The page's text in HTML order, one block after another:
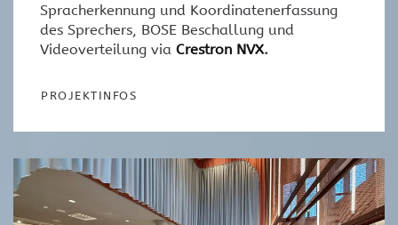
Spracherkennung und Koordinatenerfassung
des Sprechers, BOSE Beschallung und
Videoverteilung via Crestron NVX.
PROJEKTINFOS